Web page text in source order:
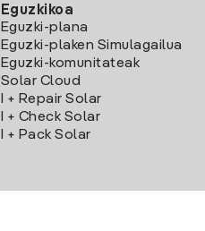
Eguzkikoa
Eguzki-plana
Eguzki-plaken Simulagailua
Eguzki-komunitateak
Solar Cloud
I + Repair Solar
I + Check Solar
I + Pack Solar